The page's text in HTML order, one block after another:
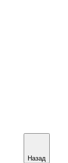
Назад